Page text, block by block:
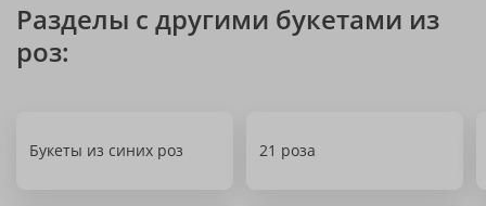
Разделы с другими букетами из
роз:
Букеты из синих роз 21 роза